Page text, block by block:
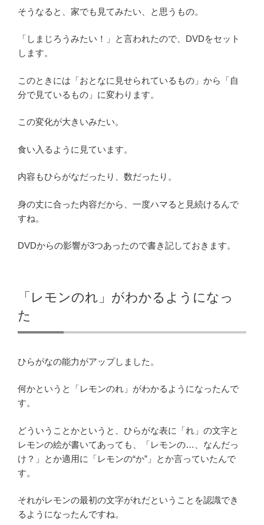
そうなると、家でも見てみたい、と思うもの。
「しまじろうみたい！」と言われたので、DVDをセット
します。
このときには「おとなに見せられているもの」から「自
分で見ているもの」に変わります。
この変化が大きいみたい。
食い入るように見ています。
内容もひらがなだったり、数だったり。
身の丈に合った内容だから、一度ハマると見続けるんで
すね。
DVDからの影響が3つあったので書き記しておきます。
「レモンのれ」がわかるようになっ
た
ひらがなの能力がアップしました。
何かというと「レモンのれ」がわかるようになったんで
す。
どういうことかというと、ひらがな表に「れ」の文字と
レモンの絵が書いてあっても、「レモンの…、なんだっ
け？」とか適用に「レモンの“か”」とか言っていたんで
す。
それがレモンの最初の文字がれだということを認識でき
るようになったんですね。